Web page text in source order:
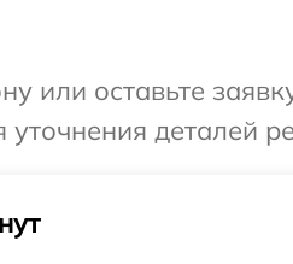
или оставьте
деталей